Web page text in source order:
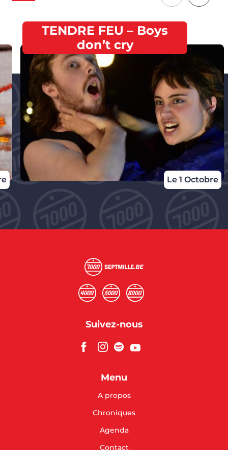
Le 1 Octobre
TENDRE FEU – Boys
don’t cry
Suivez-nous
Menu
A propos
Chroniques
Agenda
Contact